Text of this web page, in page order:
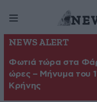
NEWS ALERT
Φωτιά τώρα στα
ώρες – Μήνυμα του
Κρήνης